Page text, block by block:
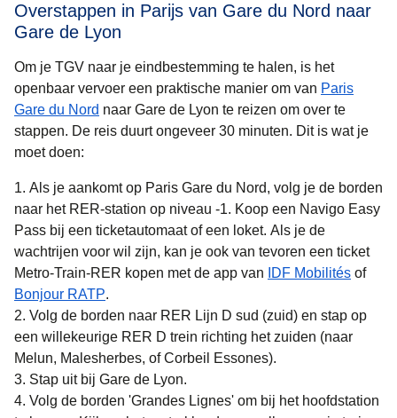
Overstappen in Parijs van Gare du Nord naar
Gare de Lyon
Om je TGV naar je eindbestemming te halen, is het
openbaar vervoer een praktische manier om van Paris
Gare du Nord naar Gare de Lyon te reizen om over te
stappen. De reis duurt ongeveer 30 minuten. Dit is wat je
moet doen:
Als je aankomt op Paris Gare du Nord, volg je de borden
naar het RER-station op niveau -1. Koop een Navigo Easy
Pass bij een ticketautomaat of een loket. Als je de
wachtrijen voor wil zijn, kan je ook van tevoren een ticket
Metro-Train-RER kopen met de app van
IDF Mobilités( opent
of
Bonjour RATP(.
Volg de borden naar RER Lijn D sud (zuid) en stap op
een willekeurige RER D trein richting het zuiden (naar
Melun, Malesherbes, of Corbeil Essones).
Stap uit bij Gare de Lyon.
Volg de borden 'Grandes Lignes' om bij het hoofdstation